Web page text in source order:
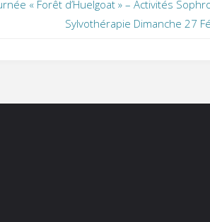
« Forêt d’Huelgoat » – Activités
Sylvothérapie Dimanche 27